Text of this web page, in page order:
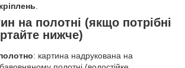
кріплень
на полотні (якщо потрібні
нижче)
: картина надрукована на